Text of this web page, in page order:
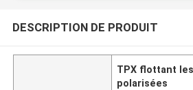
DESCRIPTION DE PRODUIT
TPX flottant
polarisées